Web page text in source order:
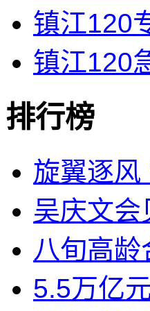
镇江120
镇江120
排行榜
旋翼逐风
吴庆文
八旬高
5.5万亿